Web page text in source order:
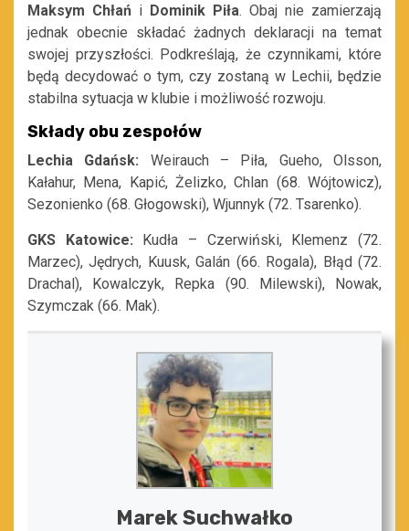
Maksym Chłań i Dominik Piła. Obaj nie zamierzają
jednak obecnie składać żadnych deklaracji na temat
swojej przyszłości. Podkreślają, że czynnikami, które
będą decydować o tym, czy zostaną w Lechii, będzie
stabilna sytuacja w klubie i możliwość rozwoju.
Składy obu zespołów
Lechia Gdańsk: Weirauch – Piła, Gueho, Olsson,
Kałahur, Mena, Kapić, Żelizko, Chlan (68. Wójtowicz),
Sezonienko (68. Głogowski), Wjunnyk (72. Tsarenko).
GKS Katowice: Kudła – Czerwiński, Klemenz (72.
Marzec), Jędrych, Kuusk, Galán (66. Rogala), Błąd (72.
Drachal), Kowalczyk, Repka (90. Milewski), Nowak,
Szymczak (66. Mak).
Marek Suchwałko